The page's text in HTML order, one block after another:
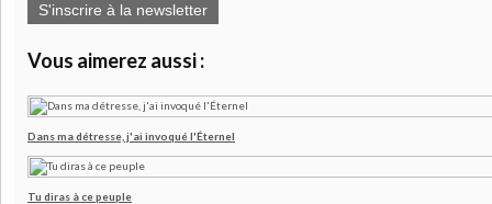
S'inscrire à la newsletter
Vous aimerez aussi :
Dans ma détresse, j'ai invoqué l'Éternel
Tu diras à ce peuple